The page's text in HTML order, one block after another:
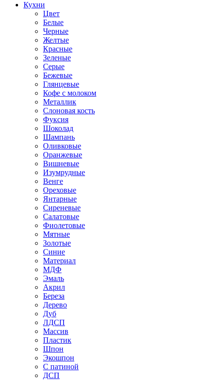
Кухни
Цвет
Белые
Черные
Желтые
Красные
Зеленые
Серые
Бежевые
Глянцевые
Кофе с молоком
Металлик
Слоновая кость
Фуксия
Шоколад
Шампань
Оливковые
Оранжевые
Вишневые
Изумрудные
Венге
Ореховые
Янтарные
Сиреневые
Салатовые
Фиолетовые
Мятные
Золотые
Синие
Материал
МДФ
Эмаль
Акрил
Береза
Дерево
Дуб
ЛДСП
Массив
Пластик
Шпон
Экошпон
С патиной
ДСП